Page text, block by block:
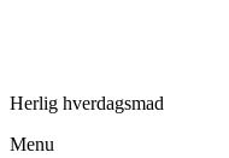
Herlig hverdagsmad
Menu